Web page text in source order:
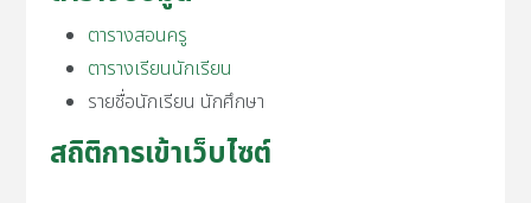
ตารางสอนครู
ตารางเรียนนักเรียน
รายชื่อนักเรียน นักศึกษา
สถิติการเข้าเว็บไซต์